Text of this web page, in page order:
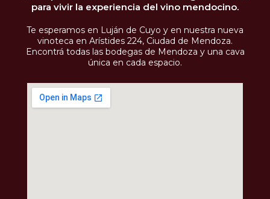
para vivir la experiencia del vino mendocino.
Te esperamos en Luján de Cuyo y en nuestra nueva
vinoteca en Arístides 224, Ciudad de Mendoza.
Encontrá todas las bodegas de Mendoza y una cava
única en cada espacio.